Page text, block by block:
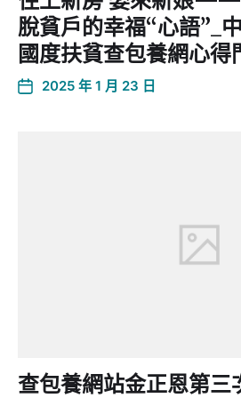
脫貧戶的幸福“心語”_
國度扶貧查包養網心得
2025 年 1 月 23 日
查包養網站金正恩第三